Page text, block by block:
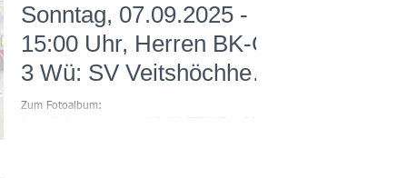
Sonntag, 07.09.2025 -
15:00 Uhr, Herren BK-Gr
3 Wü: SV Veitshöchheim
II - FC Würzburger
Zum Fotoalbum: